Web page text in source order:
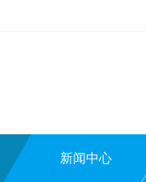
新闻中心